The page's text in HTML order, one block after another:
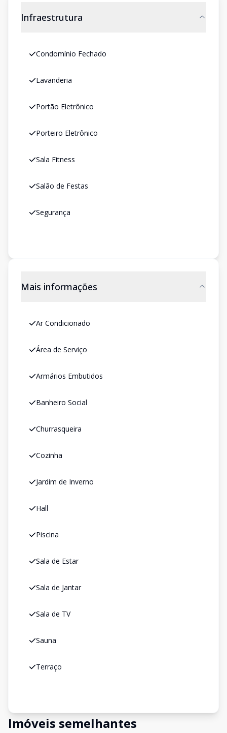
Infraestrutura
Condomínio Fechado
Lavanderia
Portão Eletrônico
Porteiro Eletrônico
Sala Fitness
Salão de Festas
Segurança
Mais informações
Ar Condicionado
Área de Serviço
Armários Embutidos
Banheiro Social
Churrasqueira
Cozinha
Jardim de Inverno
Hall
Piscina
Sala de Estar
Sala de Jantar
Sala de TV
Sauna
Terraço
Imóveis semelhantes